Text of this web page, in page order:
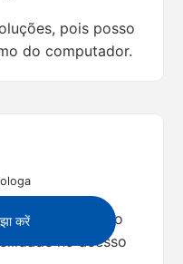
करें
pois posso
do computador.
tempo
no acesso